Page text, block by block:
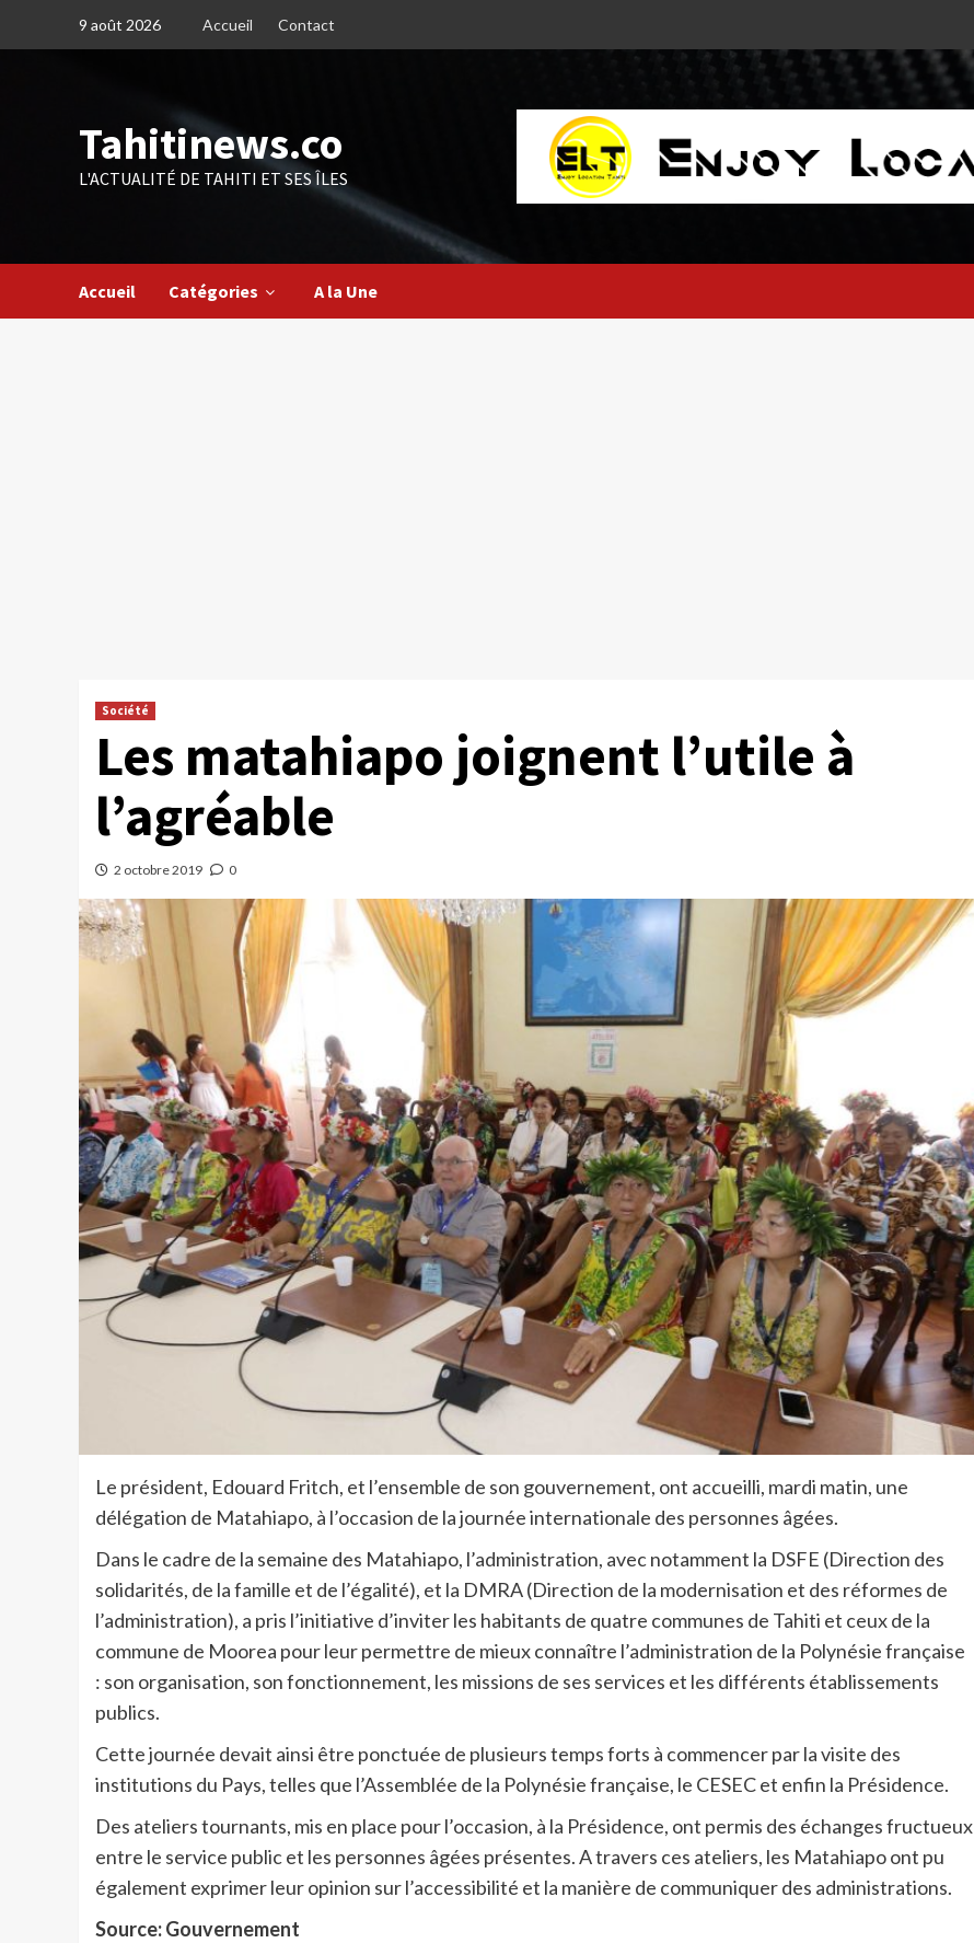
9 août 2026 Accueil Contact
Tahitinews.co
L'ACTUALITÉ DE TAHITI ET SES ÎLES
Accueil Catégories A la Une
Société
Les matahiapo joignent l’utile à
l’agréable
2 octobre 2019 0
Le président, Edouard Fritch, et l’ensemble de son gouvernement, ont accueilli, mardi matin, une
délégation de Matahiapo, à l’occasion de la journée internationale des personnes âgées.
Dans le cadre de la semaine des Matahiapo, l’administration, avec notamment la DSFE (Direction des
solidarités, de la famille et de l’égalité), et la DMRA (Direction de la modernisation et des réformes de
l’administration), a pris l’initiative d’inviter les habitants de quatre communes de Tahiti et ceux de la
commune de Moorea pour leur permettre de mieux connaître l’administration de la Polynésie française
: son organisation, son fonctionnement, les missions de ses services et les différents établissements
publics.
Cette journée devait ainsi être ponctuée de plusieurs temps forts à commencer par la visite des
institutions du Pays, telles que l’Assemblée de la Polynésie française, le CESEC et enfin la Présidence.
Des ateliers tournants, mis en place pour l’occasion, à la Présidence, ont permis des échanges fructueux
entre le service public et les personnes âgées présentes. A travers ces ateliers, les Matahiapo ont pu
également exprimer leur opinion sur l’accessibilité et la manière de communiquer des administrations.
Source: Gouvernement